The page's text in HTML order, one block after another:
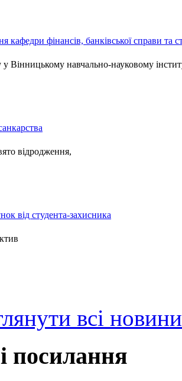
кафедри фінансів, банківської справи та
Вінницькому навчально-науковому
відродження,
від студента-захисника
всі новини
посилання